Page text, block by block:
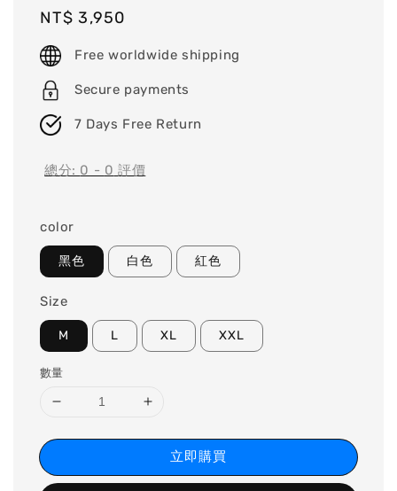
Regular
price
NT$ 3,950
Free worldwide shipping
Secure payments
7 Days Free Return
總分: 0 - 0 評價
color
黑色 白色 紅色
Size
M L XL XXL
數量
立即購買